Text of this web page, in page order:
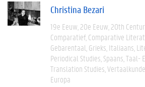
Christina Bezari
19e Eeuw 20e Eeuw 20th
Comparatief Comparative
Gebarentaal Grieks Italiaans
Periodical Studies Spaans Taal-
Translation Studies Vertaalkunde
Europa